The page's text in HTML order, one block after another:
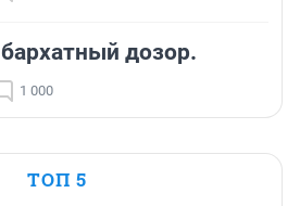
дозор.
1 000
ТОП 5